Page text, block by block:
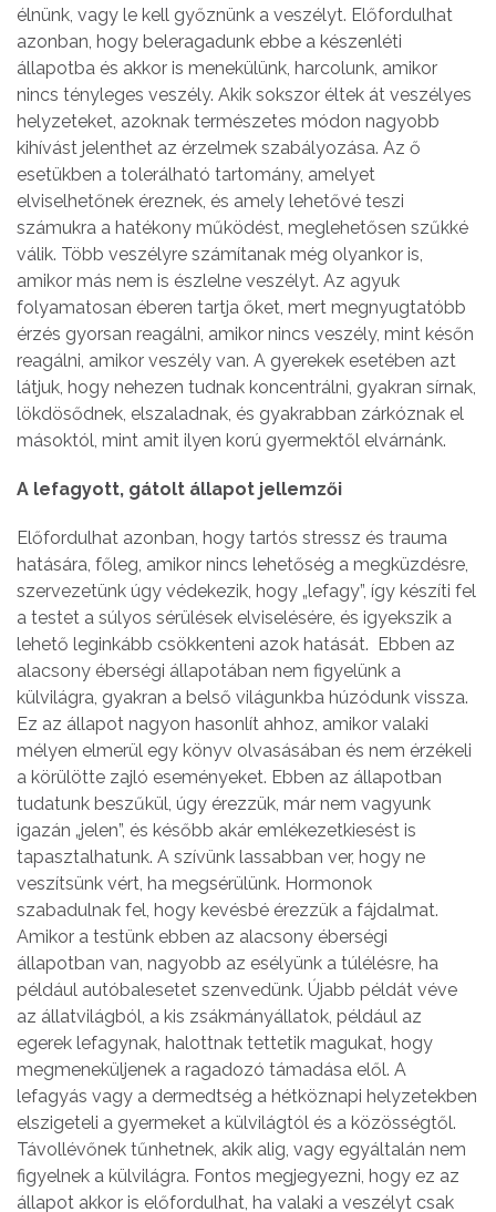
élnünk, vagy le kell győznünk a veszélyt. Előfordulhat
azonban, hogy beleragadunk ebbe a készenléti
állapotba és akkor is menekülünk, harcolunk, amikor
nincs tényleges veszély. Akik sokszor éltek át veszélyes
helyzeteket, azoknak természetes módon nagyobb
kihívást jelenthet az érzelmek szabályozása. Az ő
esetükben a tolerálható tartomány, amelyet
elviselhetőnek éreznek, és amely lehetővé teszi
számukra a hatékony működést, meglehetősen szűkké
válik. Több veszélyre számítanak még olyankor is,
amikor más nem is észlelne veszélyt. Az agyuk
folyamatosan éberen tartja őket, mert megnyugtatóbb
érzés gyorsan reagálni, amikor nincs veszély, mint későn
reagálni, amikor veszély van. A gyerekek esetében azt
látjuk, hogy nehezen tudnak koncentrálni, gyakran sírnak,
lökdösődnek, elszaladnak, és gyakrabban zárkóznak el
másoktól, mint amit ilyen korú gyermektől elvárnánk.
A lefagyott, gátolt állapot jellemzői
Előfordulhat azonban, hogy tartós stressz és trauma
hatására, főleg, amikor nincs lehetőség a megküzdésre,
szervezetünk úgy védekezik, hogy „lefagy”, így készíti fel
a testet a súlyos sérülések elviselésére, és igyekszik a
lehető leginkább csökkenteni azok hatását. Ebben az
alacsony éberségi állapotában nem figyelünk a
külvilágra, gyakran a belső világunkba húzódunk vissza.
Ez az állapot nagyon hasonlít ahhoz, amikor valaki
mélyen elmerül egy könyv olvasásában és nem érzékeli
a körülötte zajló eseményeket. Ebben az állapotban
tudatunk beszűkül, úgy érezzük, már nem vagyunk
igazán „jelen”, és később akár emlékezetkiesést is
tapasztalhatunk. A szívünk lassabban ver, hogy ne
veszítsünk vért, ha megsérülünk. Hormonok
szabadulnak fel, hogy kevésbé érezzük a fájdalmat.
Amikor a testünk ebben az alacsony éberségi
állapotban van, nagyobb az esélyünk a túlélésre, ha
például autóbalesetet szenvedünk. Újabb példát véve
az állatvilágból, a kis zsákmányállatok, például az
egerek lefagynak, halottnak tettetik magukat, hogy
megmeneküljenek a ragadozó támadása elől. A
lefagyás vagy a dermedtség a hétköznapi helyzetekben
elszigeteli a gyermeket a külvilágtól és a közösségtől.
Távollévőnek tűnhetnek, akik alig, vagy egyáltalán nem
figyelnek a külvilágra. Fontos megjegyezni, hogy ez az
állapot akkor is előfordulhat, ha valaki a veszélyt csak